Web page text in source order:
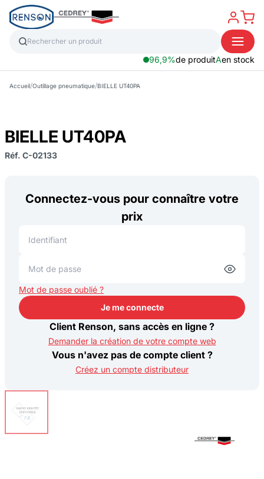
96,9%de produitAen stock
Accueil/Outillage pneumatique/BIELLE UT40PA
BIELLE UT40PA
Réf. C-02133
Connectez-vous pour connaître votre
prix
Mot de passe oublié ?
Je me connecte
Je me connecte
Client Renson, sans accès en ligne ?
Demander la création de votre compte web
Vous n'avez pas de compte client ?
Créez un compte distributeur